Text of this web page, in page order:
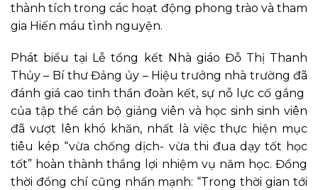
thành tích trong các hoạt động phong trào và tham
gia Hiến máu tình nguyện.
Phát biểu tại Lễ tổng kết Nhà giáo Đỗ Thị Thanh
Thủy – Bí thư Đảng ủy – Hiệu trưởng nhà trường đã
đánh giá cao tinh thần đoàn kết, sự nỗ lực cố gắng
của tập thể cán bộ giảng viên và học sinh sinh viên
đã vượt lên khó khăn, nhất là việc thực hiện mục
tiêu kép “vừa chống dịch- vừa thi đua dạy tốt học
tốt” hoàn thành thắng lợi nhiệm vụ năm học. Đồng
thời đồng chí cũng nhấn mạnh: “Trong thời gian tới